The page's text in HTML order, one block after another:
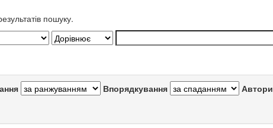
пошуку.
Впорядкування Автори